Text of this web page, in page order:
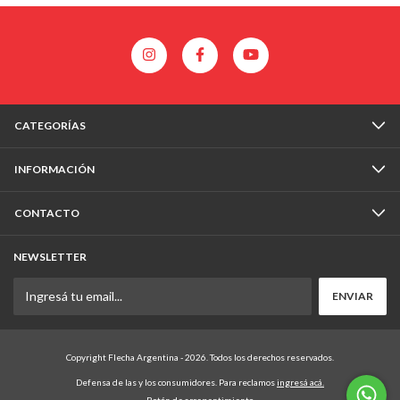
CATEGORÍAS
INFORMACIÓN
CONTACTO
NEWSLETTER
Copyright Flecha Argentina - 2026. Todos los derechos reservados.
Defensa de las y los consumidores. Para reclamosingresá acá.